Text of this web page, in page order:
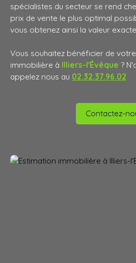
spécialistes du secteur se rend
prix de vente le plus optimal
vous obtenez ainsi la valeur
Vous souhaitez bénéficier de
immobilière à Illiers-l'Évêque ?
appelez nous au 02.32.37.96.02
Contactez-